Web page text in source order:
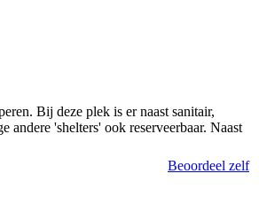
Bij deze plek is er naast sanitair,
'shelters' ook reserveerbaar. Naast
Beoordeel zelf